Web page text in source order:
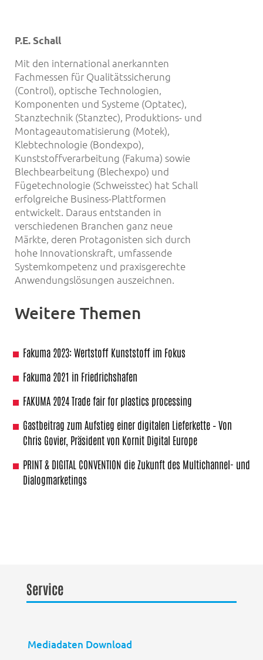
P.E. Schall
Mit den international anerkannten
Fachmessen für Qualitätssicherung
(Control), optische Technologien,
Komponenten und Systeme (Optatec),
Stanztechnik (Stanztec), Produktions- und
Montageautomatisierung (Motek),
Klebtechnologie (Bondexpo),
Kunststoffverarbeitung (Fakuma) sowie
Blechbearbeitung (Blechexpo) und
Fügetechnologie (Schweisstec) hat Schall
erfolgreiche Business-Plattformen
entwickelt. Daraus entstanden in
verschiedenen Branchen ganz neue
Märkte, deren Protagonisten sich durch
hohe Innovationskraft, umfassende
Systemkompetenz und praxisgerechte
Anwendungslösungen auszeichnen.
Weitere Themen
Fakuma 2023: Wertstoff Kunststoff im Fokus
Fakuma 2021 in Friedrichshafen
FAKUMA 2024 Trade fair for plastics processing
Gastbeitrag zum Aufstieg einer digitalen Lieferkette – Von
Chris Govier, Präsident von Kornit Digital Europe
PRINT & DIGITAL CONVENTION die Zukunft des Multichannel- und
Dialogmarketings
Service
Mediadaten Download